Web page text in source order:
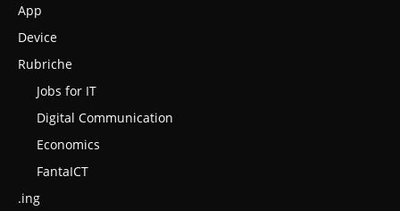
App
Device
Rubriche
Jobs for IT
Digital Communication
Economics
FantaICT
.ing